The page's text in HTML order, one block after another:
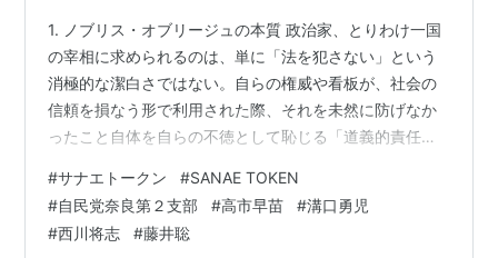
1. ノブリス・オブリージュの本質 政治家、とりわけ一国
の宰相に求められるのは、単に「法を犯さない」という
消極的な潔白さではない。自らの権威や看板が、社会の
信頼を損なう形で利用された際、それを未然に防げなか
ったこと自体を自らの不徳として恥じる「道義的責任
分ける。 現在、ネット上を騒がせている「SANAE
TOKEN」騒動。自身の肖像が暗号資産の投機に利用さ
れ、多くの投資家が損失を被っている現状に対し、高市
#サナエトークン #SANAE TOKEN
#自民党奈良第２支部 #高市早苗 #溝口勇児
#西川将志 #藤井聡